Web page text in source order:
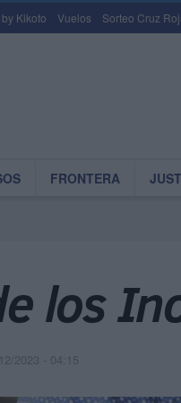
Kikoto Vuelos Sorteo Cruz
FRONTERA
los
2023 - 04:15